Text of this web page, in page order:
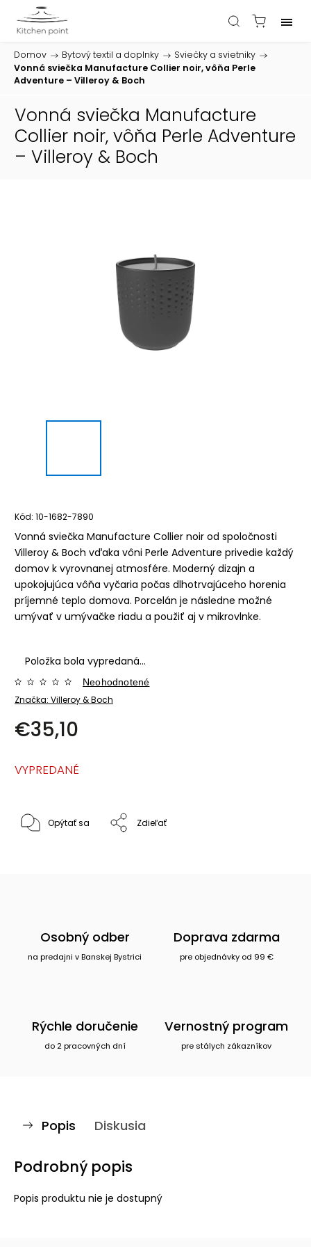
Domov / Bytový textil a doplnky / Sviečky a svietniky /
Vonná sviečka Manufacture Collier noir, vôňa Perle
Adventure – Villeroy & Boch
Vonná sviečka Manufacture
Collier noir, vôňa Perle Adventure
– Villeroy & Boch
Kód: 10-1682-7890
Vonná sviečka Manufacture Collier noir od spoločnosti
Villeroy & Boch vďaka vôni Perle Adventure privedie každý
domov k vyrovnanej atmosfére. Moderný dizajn a
upokojujúca vôňa vyčaria počas dlhotrvajúceho horenia
príjemné teplo domova. Porcelán je následne možné
umývať v umývačke riadu a použiť aj v mikrovlnke.
Položka bola vypredaná…
Značka: Villeroy & Boch
Neohodnotené
€35,10
VYPREDANÉ
Opýtať sa Zdieľať
Osobný odber
na predajni v Banskej Bystrici
Doprava zdarma
pre objednávky od 99 €
Rýchle doručenie
do 2 pracovných dní
Vernostný program
pre stálych zákazníkov
Popis Diskusia
Podrobný popis
Popis produktu nie je dostupný